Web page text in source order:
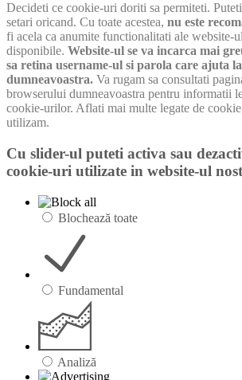
Decideti ce cookie-uri doriti sa permiteti.
setari oricand. Cu toate acestea, nu este
fi acela ca anumite functionalitati ale website-
disponibile. Website-ul se va incarca mai
sa retina username-ul si parola care ajuta
dumneavoastra. Va rugam sa consultati
browserului dumneavoastra pentru informatii
cookie-urilor. Aflati mai multe legate de
utilizam.
Cu slider-ul puteti activa sau
cookie-uri utilizate in website-ul
Blochează toate
Fundamental
Analiză